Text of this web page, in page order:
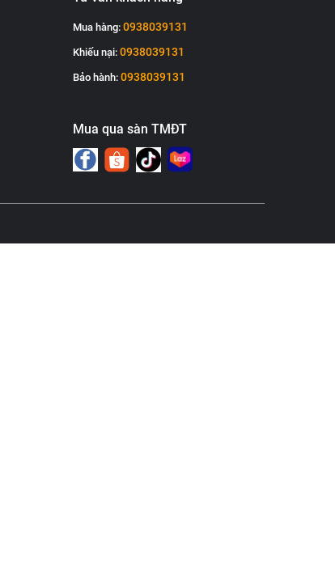
Mua hàng:0938039131
Khiếu nại:0938039131
Bảo hành:0938039131
Mua qua sàn TMĐT